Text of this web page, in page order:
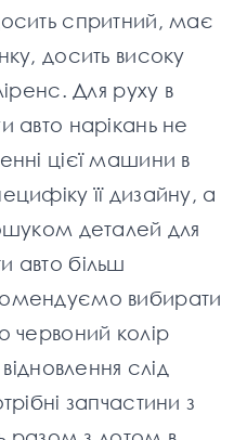
спритний, має
досить високу
Для руху в
авто нарікань не
цієї машини в
її дизайну, а
деталей для
авто більш
вибирати
червоний колір
слід
запчастини з